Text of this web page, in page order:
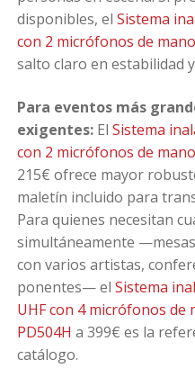
disponibles, elSistema
con 2 micrófonos de
salto claro en estabilidad
Para eventos más
exigentes: ElSistema
con 2 micrófonos de
215€ ofrece mayor
maletín incluido para
Para quienes necesitan
simultáneamente
con varios artistas,
ponentes— elSistema
UHF con 4 micrófonos de
PD504H a 399€ es la
catálogo.